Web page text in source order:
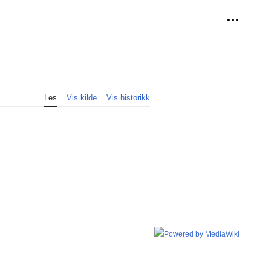
Les Vis kilde Vis historikk